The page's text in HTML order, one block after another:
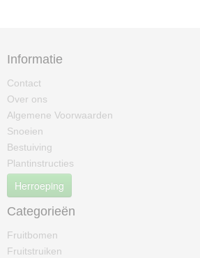
Informatie
Contact
Over ons
Algemene Voorwaarden
Snoeien
Bestuiving
Plantinstructies
Herroeping
Categorieën
Fruitbomen
Fruitstruiken